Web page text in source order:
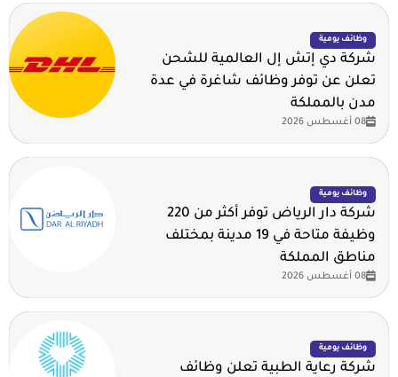
وظائف يومية
شركة دي إتش إل العالمية للشحن
تعلن عن توفر وظائف شاغرة في عدة
مدن بالمملكة
08 أغسطس 2026
وظائف يومية
شركة دار الرياض توفر أكثر من 220
وظيفة متاحة في 19 مدينة بمختلف
مناطق المملكة
08 أغسطس 2026
وظائف يومية
شركة رعاية الطبية تعلن وظائف